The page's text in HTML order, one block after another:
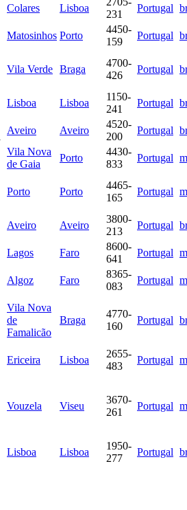
Colares Lisboa
231
Portugal
Matosinhos Porto
4450-
159
Portugal
Vila Verde Braga
4700-
426
Portugal
Lisboa Lisboa
1150-
241
Portugal
Aveiro Aveiro
4520-
200
Portugal
Vila Nova
de Gaia
Porto
4430-
833
Portugal
Porto Porto
4465-
165
Portugal
Aveiro Aveiro
3800-
213
Portugal
Lagos Faro
8600-
641
Portugal
Algoz Faro
8365-
083
Portugal
Vila Nova
de
Famalicão
Braga
4770-
160
Portugal
Ericeira Lisboa
2655-
483
Portugal
Vouzela Viseu
3670-
261
Portugal
Lisboa Lisboa
1950-
277
Portugal